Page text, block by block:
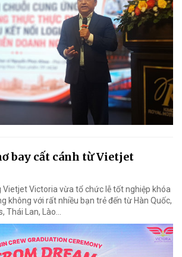
bay cất cánh từ Vietjet
Vietjet Victoria vừa tổ chức lễ tốt nghiệp khóa
không với rất nhiều bạn trẻ đến từ Hàn Quốc,
Thái Lan, Lào…